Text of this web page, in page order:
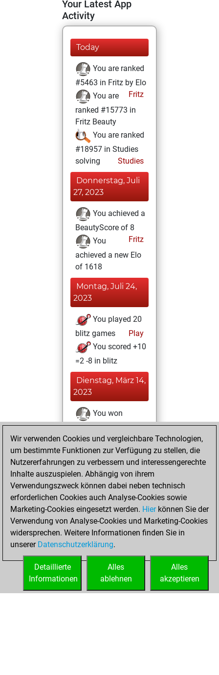
Your Latest App
Activity
Today
You are ranked
#5463 in Fritz by Elo
Fritz
You are
ranked #15773 in
Fritz Beauty
You are ranked
#18957 in Studies
solving
Studies
Donnerstag, Juli
27, 2023
You achieved a
BeautyScore of 8
Fritz
You
achieved a new Elo
of 1618
Montag, Juli 24,
2023
You played 20
blitz games
Play
You scored +10
=2 -8 in blitz
Dienstag, März 14,
2023
You won
against Fritz
Fritz
Mittwoch, Januar
25, 2023
You created
your Studies account
Studies
Freitag,
Juli 9, 2021
You created
your Fritz account
Wir verwenden Cookies und vergleichbare Technologien,
um bestimmte Funktionen zur Verfügung zu stellen, die
Nutzererfahrungen zu verbessern und interessengerechte
Inhalte auszuspielen. Abhängig von ihrem
Verwendungszweck können dabei neben technisch
erforderlichen Cookies auch Analyse-Cookies sowie
Marketing-Cookies eingesetzt werden. Hierkönnen Sie der
Verwendung von Analyse-Cookies und Marketing-Cookies
widersprechen. Weitere Informationen finden Sie in
unserer Datenschutzerklärung.
Alles
akzeptieren
Alles
ablehnen
Detaillierte
Informationen